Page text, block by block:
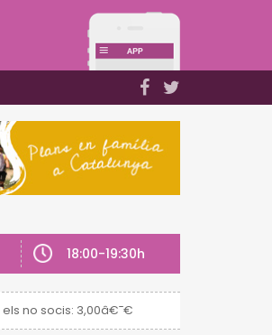
18:00-19:30h
els no socis: 3,00â€¯€